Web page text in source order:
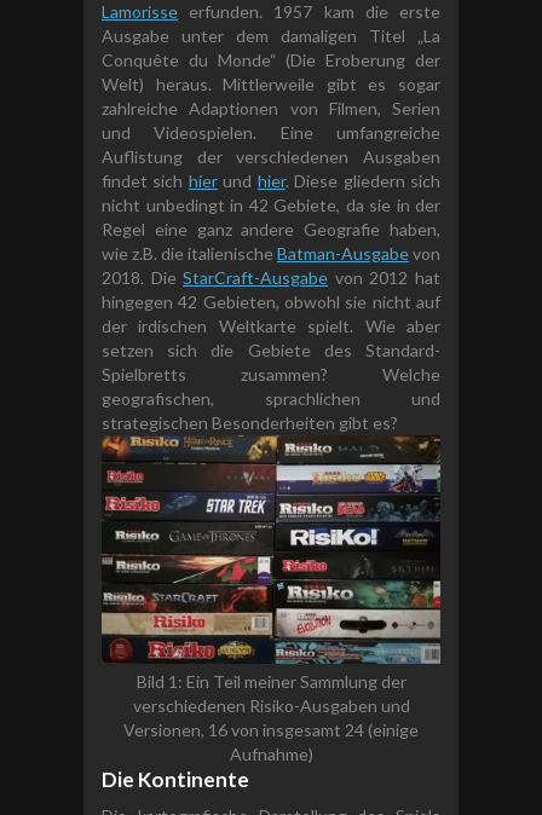
Lamorisse erfunden. 1957 kam die erste
Ausgabe unter dem damaligen Titel „La
Conquête du Monde“ (Die Eroberung der
Welt) heraus. Mittlerweile gibt es sogar
zahlreiche Adaptionen von Filmen, Serien
und Videospielen. Eine umfangreiche
Auflistung der verschiedenen Ausgaben
findet sich hierund hier. Diese gliedern sich
nicht unbedingt in 42 Gebiete, da sie in der
Regel eine ganz andere Geografie haben,
wie z.B. die italienische Batman-Ausgabevon
2018. DieStarCraft-Ausgabe von 2012 hat
hingegen 42 Gebieten, obwohl sie nicht auf
der irdischen Weltkarte spielt. Wie aber
setzen sich die Gebiete des Standard-
Spielbretts zusammen? Welche
geografischen, sprachlichen und
strategischen Besonderheiten gibt es?
Bild 1: Ein Teil meiner Sammlung der
verschiedenen Risiko-Ausgaben und
Versionen, 16 von insgesamt 24 (einige
Aufnahme)
Die Kontinente